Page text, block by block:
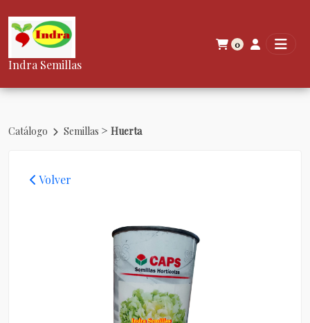
Indra Semillas
0
Catálogo Semillas > Huerta
Volver